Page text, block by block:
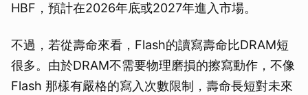
HBF，預計在2026年底或2027年進入市場。
不過，若從壽命來看，Flash的讀寫壽命比DRAM短
很多。由於DRAM不需要物理磨損的擦寫動作，不像
Flash 那樣有嚴格的寫入次數限制，壽命長短對未來